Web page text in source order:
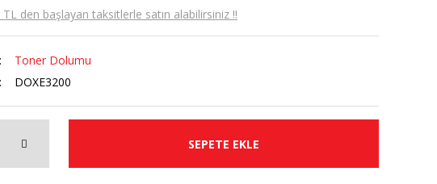
den başlayan taksitlerle satın alabilirsiniz !!
Toner Dolumu
DOXE3200
SEPETE EKLE